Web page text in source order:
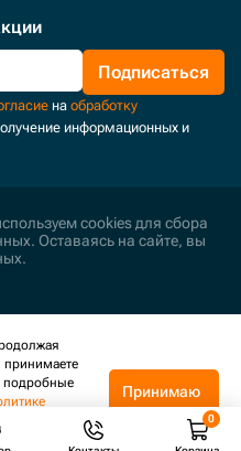
Подписаться
на обработку
информационных и
cookies для сбора
Оставаясь на сайте, вы
данных
принимаете
подробные
Принимаю